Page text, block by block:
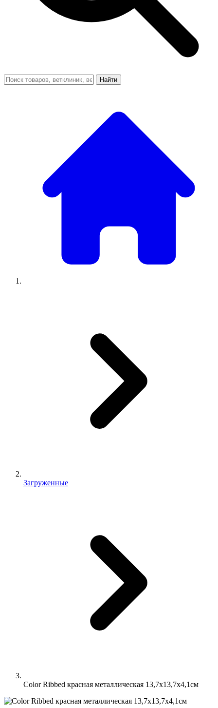
Найти
Загруженные
Color Ribbed красная металлическая 13,7х13,7х4,1cм